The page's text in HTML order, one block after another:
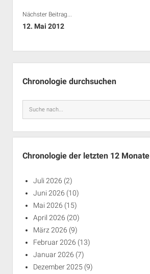
Nächster Beitrag...
12. Mai 2012
Chronologie durchsuchen
Chronologie der letzten 12 Monate
Juli 2026 (2)
Juni 2026 (10)
Mai 2026 (15)
April 2026 (20)
März 2026 (9)
Februar 2026 (13)
Januar 2026 (7)
Dezember 2025 (9)